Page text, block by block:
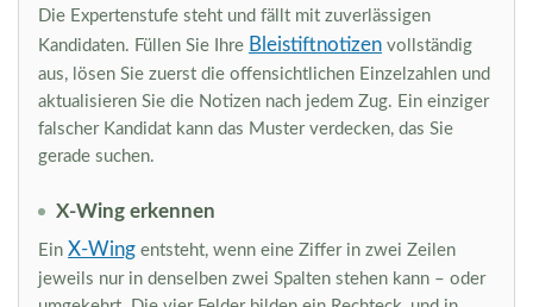
Die Expertenstufe steht und fällt mit zuverlässigen
Kandidaten. Füllen Sie Ihre Bleistiftnotizen vollständig
aus, lösen Sie zuerst die offensichtlichen Einzelzahlen und
aktualisieren Sie die Notizen nach jedem Zug. Ein einziger
falscher Kandidat kann das Muster verdecken, das Sie
gerade suchen.
X-Wing erkennen
Ein X-Wing entsteht, wenn eine Ziffer in zwei Zeilen
jeweils nur in denselben zwei Spalten stehen kann – oder